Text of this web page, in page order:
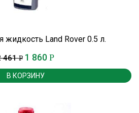
жидкость Land Rover 0.5 л.
461Р 1 860 Р
В КОРЗИНУ